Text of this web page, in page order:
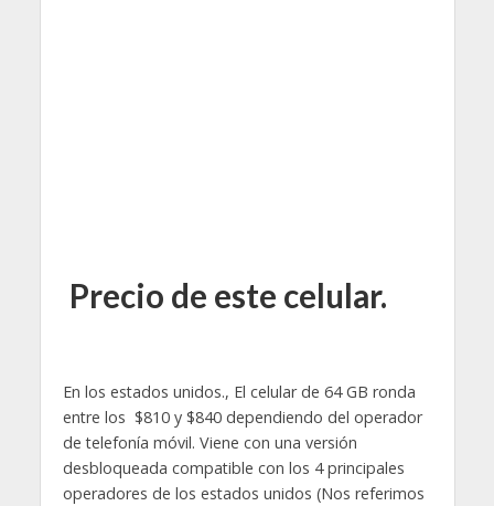
Precio de este celular.
En los estados unidos., El celular de 64 GB ronda
entre los $810 y $840 dependiendo del operador
de telefonía móvil. Viene con una versión
desbloqueada compatible con los 4 principales
operadores de los estados unidos (Nos referimos